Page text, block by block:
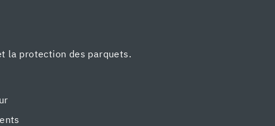
la protection des parquets.